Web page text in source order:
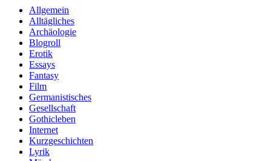
Allgemein
Alltägliches
Archäologie
Blogroll
Erotik
Essays
Fantasy
Film
Germanistisches
Gesellschaft
Gothicleben
Internet
Kurzgeschichten
Lyrik